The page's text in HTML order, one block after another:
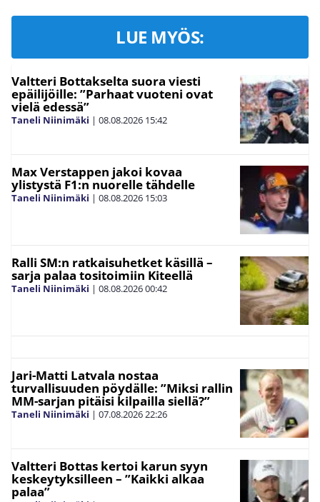
LUE MYÖS:
Valtteri Bottakselta suora viesti
epäilijöille: ”Parhaat vuoteni ovat
vielä edessä”
Taneli Niinimäki | 08.08.2026 15:42
Max Verstappen jakoi kovaa
ylistystä F1:n nuorelle tähdelle
Taneli Niinimäki | 08.08.2026 15:03
Ralli SM:n ratkaisuhetket käsillä –
sarja palaa tositoimiin Kiteellä
Taneli Niinimäki | 08.08.202600:42
Jari-Matti Latvala nostaa
turvallisuuden pöydälle: ”Miksi rallin
MM-sarjan pitäisi kilpailla siellä?”
Taneli Niinimäki | 07.08.202622:26
Valtteri Bottas kertoi karun syyn
keskeytyksilleen – ”Kaikki alkaa
palaa”